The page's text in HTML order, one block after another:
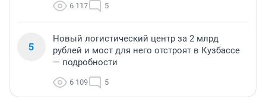
6 117 5
5
Новый логистический центр за 2 млрд
рублей и мост для него отстроят в Кузбассе
— подробности
6 109 5